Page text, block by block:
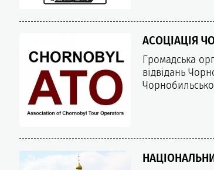
АСОЦІАЦІЯ
Громадська
відвідань